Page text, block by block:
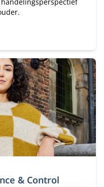
& Control